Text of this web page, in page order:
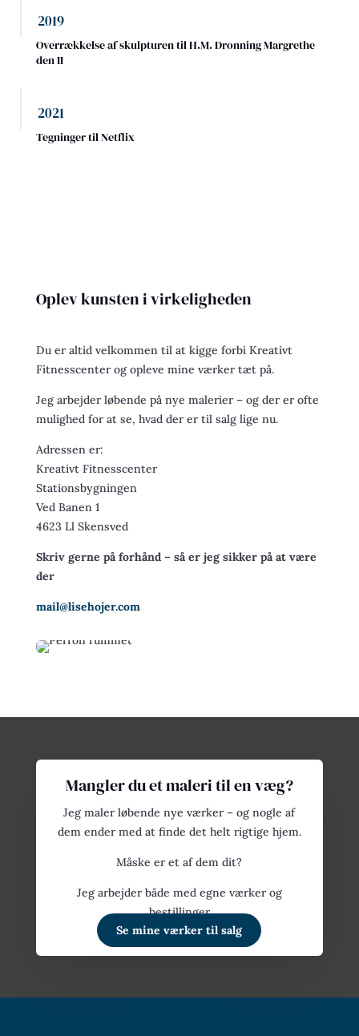
2019
Overrækkelse af skulpturen til H.M. Dronning Margrethe
den II
2021
Tegninger til Netflix
Oplev kunsten i virkeligheden
Du er altid velkommen til at kigge forbi Kreativt
Fitnesscenter og opleve mine værker tæt på.
Jeg arbejder løbende på nye malerier – og der er ofte
mulighed for at se, hvad der er til salg lige nu.
Adressen er:
Kreativt Fitnesscenter
Stationsbygningen
Ved Banen 1
4623 Ll Skensved
Skriv gerne på forhånd – så er jeg sikker på at være
der
mail@lisehojer.com
Mangler du et maleri til en væg?
Jeg maler løbende nye værker – og nogle af
dem ender med at finde det helt rigtige hjem.
Måske er et af dem dit?
Jeg arbejder både med egne værker og
bestillinger
Se mine værker til salg